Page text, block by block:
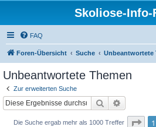
Skoliose-Info-
FAQ
Foren-Übersicht Suche Unbeantwortete
Unbeantwortete Themen
Zur erweiterten Suche
Suche
Die Suche ergab mehr als 1000 Treffer Seite
1